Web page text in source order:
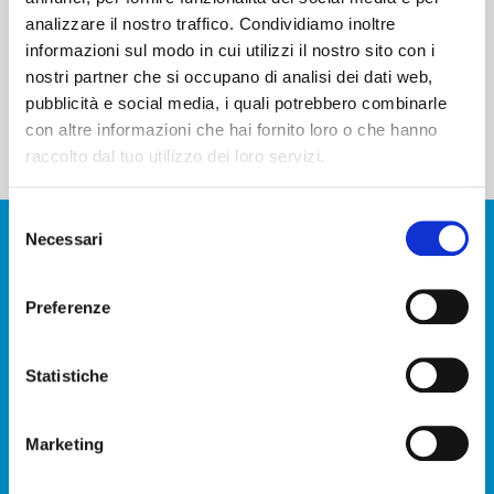
analizzare il nostro traffico. Condividiamo inoltre
informazioni sul modo in cui utilizzi il nostro sito con i
nostri partner che si occupano di analisi dei dati web,
pubblicità e social media, i quali potrebbero combinarle
con altre informazioni che hai fornito loro o che hanno
raccolto dal tuo utilizzo dei loro servizi.
delNecessari
Preferenze
Statistiche
Marketing
Dichiaro di aver letto e compreso laPrivacy
Policy.
INVIA MESSAGGIO
ISCRIVITI ALLA NEWSLETTER
FINANZIARIA